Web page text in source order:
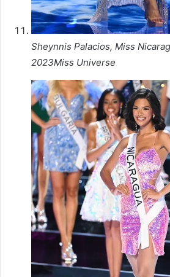
Sheynnis Palacios, Miss
2023Miss Universe